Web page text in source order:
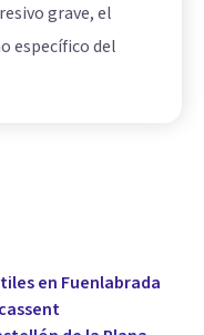
grave, el
específico del
en Fuenlabrada